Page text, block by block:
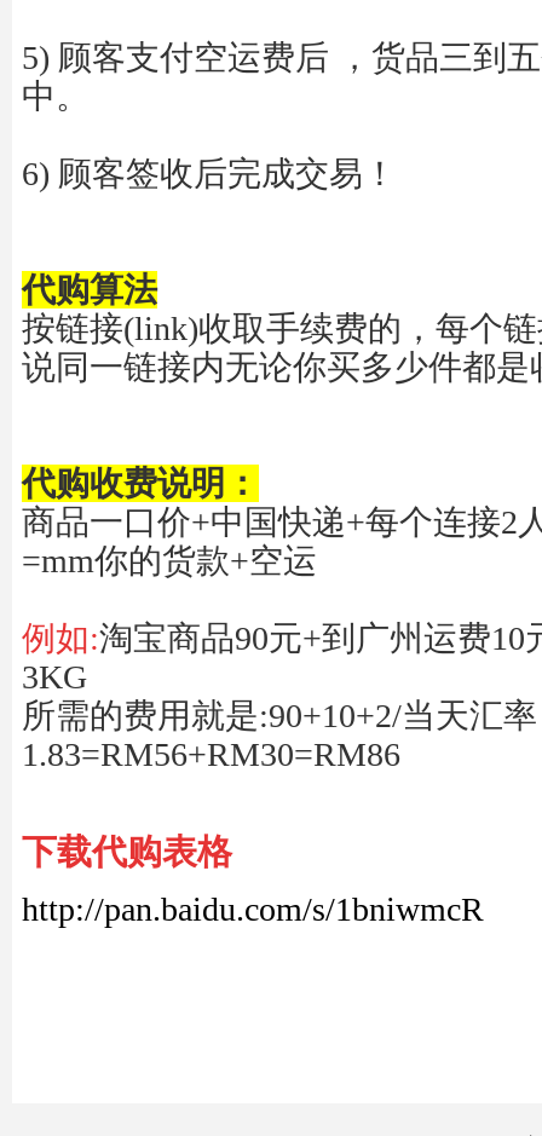
5) 顾客支付空运费后
，货品三到
中。
6) 顾客签收后完成交易！
代购算法
按链接(link)收取手续费的，每个
说同一链接内无论你买多少件都是
代购收费说明：
商品一口价+中国快递+每个连接2
=mm你的货款+空运
例如:淘宝商品90元+到广州运费10
3KG
所需的费用就是:90+10+2/当天汇率
1.83=RM56+RM30=RM86
下载代购表格
http://pan.baidu.com/s/1bniwmcR